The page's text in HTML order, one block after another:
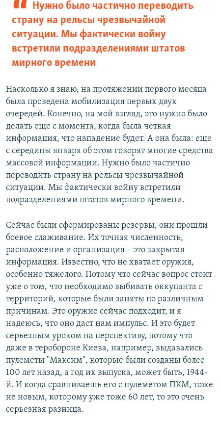
Нужно было частично переводить
страну на рельсы чрезвычайной
ситуации. Мы фактически войну
встретили подразделениями штатов
мирного времени
Насколько я знаю, на протяжении первого месяца
была проведена мобилизация первых двух
очередей. Конечно, на мой взгляд, это нужно было
делать еще с момента, когда была четкая
информация, что нападение будет. А она была: еще
с середины января об этом говорят многие средства
массовой информации. Нужно было частично
переводить страну на рельсы чрезвычайной
ситуации. Мы фактически войну встретили
подразделениями штатов мирного времени.
Сейчас были сформированы резервы, они прошли
боевое слаживание. Их точная численность,
расположение и организация – это закрытая
информация. Известно, что не хватает оружия,
особенно тяжелого. Потому что сейчас вопрос стоит
уже о том, что необходимо выбивать оккупанта с
территорий, которые были заняты по различным
причинам. Это оружие сейчас подходит, и я
надеюсь, что оно даст нам импульс. И это будет
серьезным уроком на перспективу, потому что
даже в теробороне Киева, например, выдавались
пулеметы "Максим", которые были созданы более
100 лет назад, а год их выпуска, может быть, 1944-
й. И когда сравниваешь его с пулеметом ПКМ, тоже
не новым, которому уже тоже 60 лет, то это очень
серьезная разница.